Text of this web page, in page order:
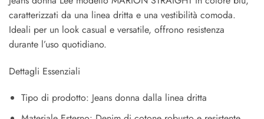
caratterizzati da una linea dritta e una vestibilità comoda.
Ideali per un look casual e versatile, offrono resistenza
durante l’uso quotidiano.
Dettagli Essenziali
Tipo di prodotto: Jeans donna dalla linea dritta